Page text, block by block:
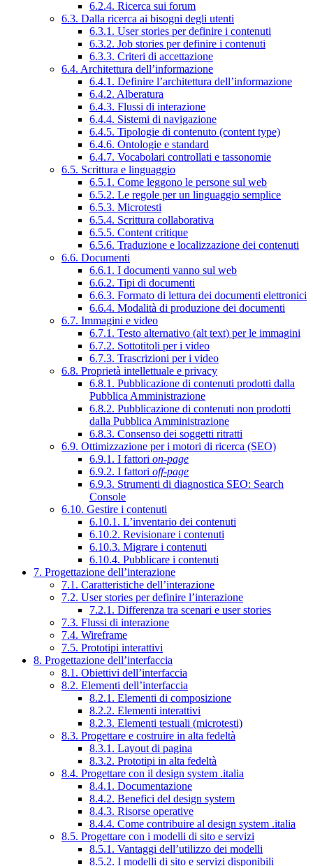
6.2.4. Ricerca sui forum
6.3. Dalla ricerca ai bisogni degli utenti
6.3.1. User stories per definire i contenuti
6.3.2. Job stories per definire i contenuti
6.3.3. Criteri di accettazione
6.4. Architettura dell’informazione
6.4.1. Definire l’architettura dell’informazione
6.4.2. Alberatura
6.4.3. Flussi di interazione
6.4.4. Sistemi di navigazione
6.4.5. Tipologie di contenuto (content type)
6.4.6. Ontologie e standard
6.4.7. Vocabolari controllati e tassonomie
6.5. Scrittura e linguaggio
6.5.1. Come leggono le persone sul web
6.5.2. Le regole per un linguaggio semplice
6.5.3. Microtesti
6.5.4. Scrittura collaborativa
6.5.5. Content critique
6.5.6. Traduzione e localizzazione dei contenuti
6.6. Documenti
6.6.1. I documenti vanno sul web
6.6.2. Tipi di documenti
6.6.3. Formato di lettura dei documenti elettronici
6.6.4. Modalità di produzione dei documenti
6.7. Immagini e video
6.7.1. Testo alternativo (alt text) per le immagini
6.7.2. Sottotitoli per i video
6.7.3. Trascrizioni per i video
6.8. Proprietà intellettuale e privacy
6.8.1. Pubblicazione di contenuti prodotti dalla
Pubblica Amministrazione
6.8.2. Pubblicazione di contenuti non prodotti
dalla Pubblica Amministrazione
6.8.3. Consenso dei soggetti ritratti
6.9. Ottimizzazione per i motori di ricerca (SEO)
6.9.1. I fattori on-page
6.9.2. I fattori off-page
6.9.3. Strumenti di diagnostica SEO: Search
Console
6.10. Gestire i contenuti
6.10.1. L’inventario dei contenuti
6.10.2. Revisionare i contenuti
6.10.3. Migrare i contenuti
6.10.4. Pubblicare i contenuti
7. Progettazione dell’interazione
7.1. Caratteristiche dell’interazione
7.2. User stories per definire l’interazione
7.2.1. Differenza tra scenari e user stories
7.3. Flussi di interazione
7.4. Wireframe
7.5. Prototipi interattivi
8. Progettazione dell’interfaccia
8.1. Obiettivi dell’interfaccia
8.2. Elementi dell’interfaccia
8.2.1. Elementi di composizione
8.2.2. Elementi interattivi
8.2.3. Elementi testuali (microtesti)
8.3. Progettare e costruire in alta fedeltà
8.3.1. Layout di pagina
8.3.2. Prototipi in alta fedeltà
8.4. Progettare con il design system .italia
8.4.1. Documentazione
8.4.2. Benefici del design system
8.4.3. Risorse operative
8.4.4. Come contribuire al design system .italia
8.5. Progettare con i modelli di sito e servizi
8.5.1. Vantaggi dell’utilizzo dei modelli
8.5.2. I modelli di sito e servizi disponibili